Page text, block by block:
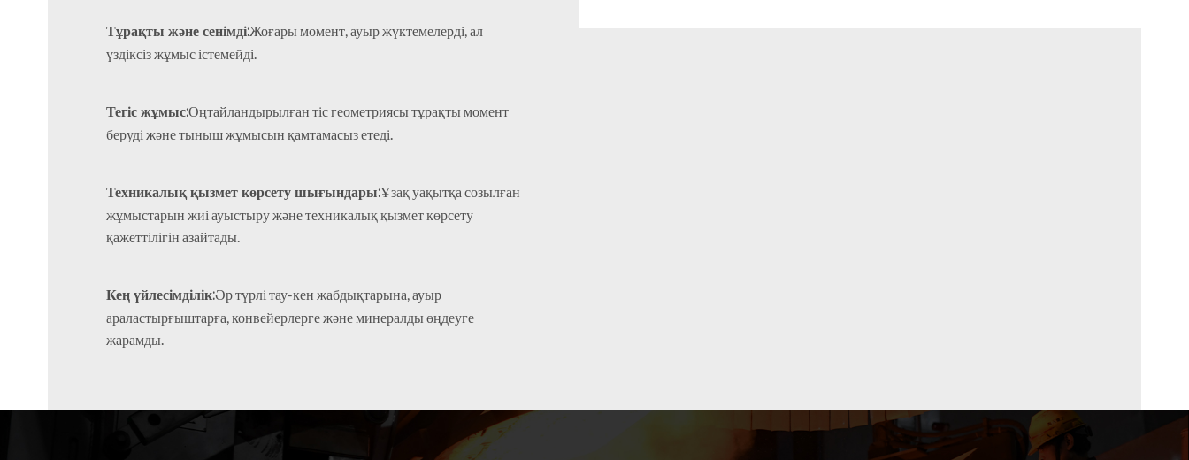
Тұрақты және сенімді:Жоғары момент, ауыр жүктемелерді, ал
үздіксіз жұмыс істемейді.
Тегіс жұмыс:Оңтайландырылған тіс геометриясы тұрақты момент
беруді және тыныш жұмысын қамтамасыз етеді.
Техникалық қызмет көрсету шығындары:Ұзақ уақытқа созылған
жұмыстарын жиі ауыстыру және техникалық қызмет көрсету
қажеттілігін азайтады.
Кең үйлесімділік:Әр түрлі тау-кен жабдықтарына, ауыр
араластырғыштарға, конвейерлерге және минералды өңдеуге
жарамды.